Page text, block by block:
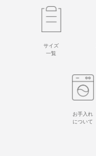
サイズ
一覧
お手入れ
について